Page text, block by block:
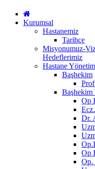
Kurumsal
Hastanemiz
Tarihçe
Misyonumuz-
Hedeflerimiz
Hastane
Başhekim
Başhekim
Op
Dr.
Op
Op.